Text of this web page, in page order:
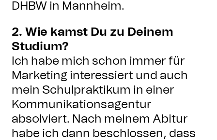
DHBW in Mannheim.
2. Wie kamst Du zu Deinem
Studium?
Ich habe mich schon immer für
Marketing interessiert und auch
mein Schulpraktikum in einer
Kommunikationsagentur
absolviert. Nach meinem Abitur
habe ich dann beschlossen, dass